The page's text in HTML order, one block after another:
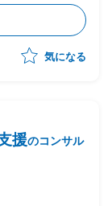
フショア開
ョンの推進気になる
援のコンサル